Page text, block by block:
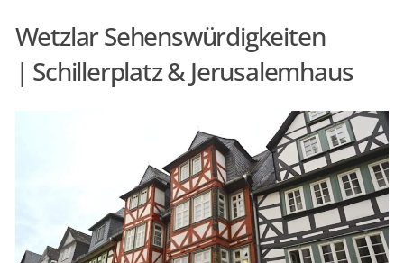
Wetzlar Sehenswürdigkeiten
| Schillerplatz & Jerusalemhaus